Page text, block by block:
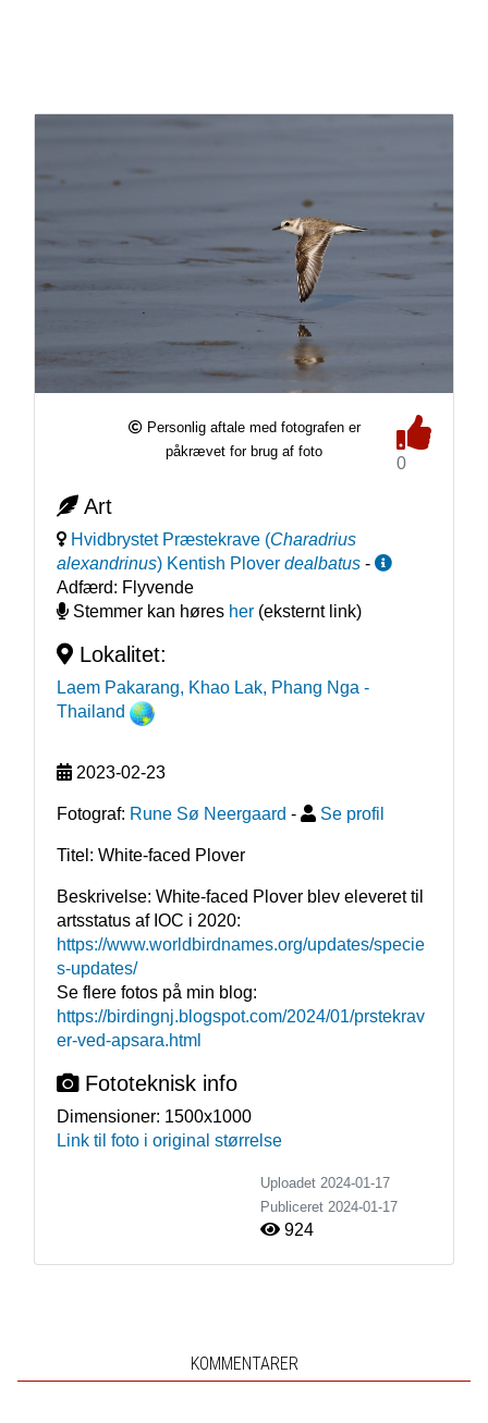
Personlig aftale med fotografen er
påkrævet for brug af foto
0
Art
Hvidbrystet Præstekrave (Charadrius
alexandrinus) Kentish Plover dealbatus -
Adfærd: Flyvende
Stemmer kan høres her(eksternt link)
Lokalitet:
Laem Pakarang, Khao Lak, Phang Nga -
Thailand
2023-02-23
Fotograf: Rune Sø Neergaard - Se profil
Titel: White-faced Plover
Beskrivelse: White-faced Plover blev eleveret til
https://www.worldbirdnames.org/updates/specie
s-updates/
https://birdingnj.blogspot.com/2024/01/prstekrav
er-ved-apsara.html
Fototeknisk info
Dimensioner: 1500x1000
Link til foto i original størrelse
Uploadet 2024-01-17
Publiceret 2024-01-17
924
KOMMENTARER